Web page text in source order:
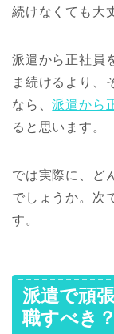
続けなくても大
派遣から正社員
ま続けるより、
なら、派遣から
ると思います。
では実際に、ど
でしょうか。次
す。
派遣で頑
職すべき